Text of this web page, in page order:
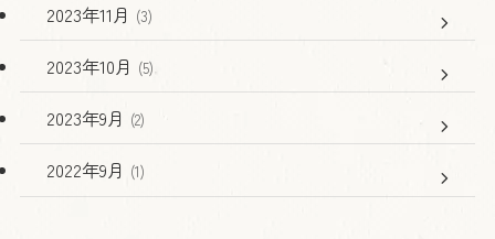
2023年11月 (3)
2023年10月 (5)
2023年9月 (2)
2022年9月 (1)